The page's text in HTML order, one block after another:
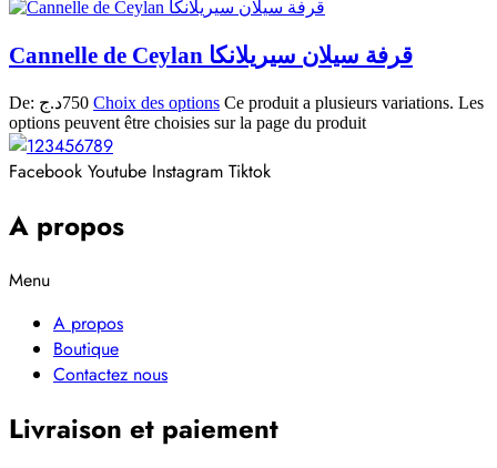
Cannelle de Ceylan قرفة سيلان سيريلانكا
De: 750د.ج Choix des options Ce produit a plusieurs variations. Les
options peuvent être choisies sur la page du produit
Facebook Youtube Instagram Tiktok
A propos
Menu
A propos
Boutique
Contactez nous
Livraison et paiement